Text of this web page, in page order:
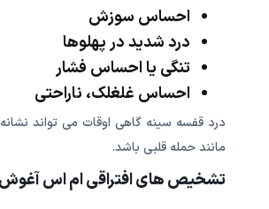
احساس سوزش
درد شدید در پهلوها
تنگی یا احساس فشار
احساس غلغلک، ناراحتی
درد قفسه سینه گاهی اوقات می تواند
مانند حمله قلبی باشد.
تشخیص های افتراقی ام اس آغوش